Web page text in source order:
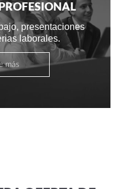
presentaciones
laborales.
más